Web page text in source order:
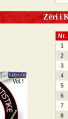
Zëri i
Nr.
1
2
3
4
5
6
7
8